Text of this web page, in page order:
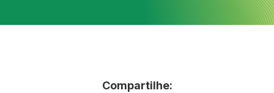
Compartilhe: